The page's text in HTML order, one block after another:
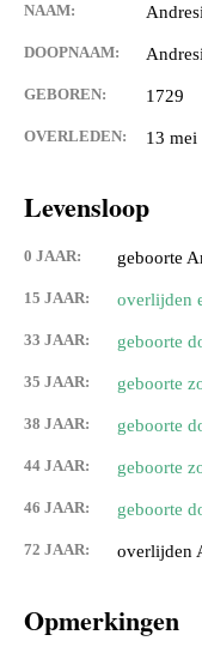
NAAM:
DOOPNAAM:
GEBOREN: 1729
OVERLEDEN: 13
Levensloop
0 JAAR: geboorte
15 JAAR: overlijden
33 JAAR: geboorte
35 JAAR: geboorte
38 JAAR: geboorte
44 JAAR: geboorte
46 JAAR: geboorte
72 JAAR: overlijden
Opmerkingen